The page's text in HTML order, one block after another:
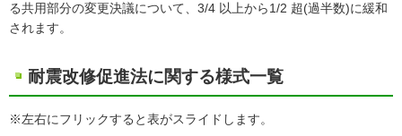
る共用部分の変更決議について、3/4 以上から1/2 超(過半数)に緩和
されます。
耐震改修促進法に関する様式一覧
※左右にフリックすると表がスライドします。